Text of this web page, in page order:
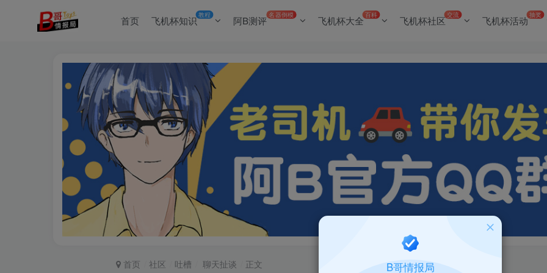
首页 飞机杯知识教程 阿B测评 名器倒模 飞机杯大全百科 飞机杯社区交流 飞机杯活动抽奖
首页 社区 吐槽 聊天扯谈 正文 B哥情报局